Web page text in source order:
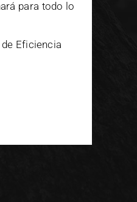
para todo lo
Eficiencia